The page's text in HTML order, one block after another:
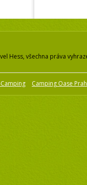
Hess, všechna práva
Camping Oase